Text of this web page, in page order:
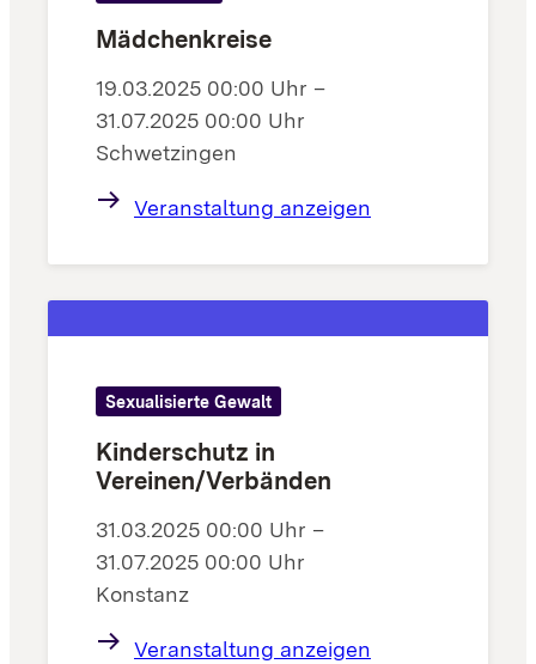
Mädchenkreise
19.03.2025 00:00 Uhr –
31.07.2025 00:00 Uhr
Schwetzingen
Veranstaltung anzeigen
Sexualisierte Gewalt
Kinderschutz in
Vereinen/Verbänden
31.03.2025 00:00 Uhr –
31.07.2025 00:00 Uhr
Konstanz
Veranstaltung anzeigen